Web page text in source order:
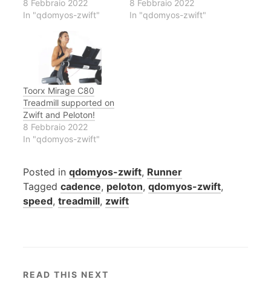
8 Febbraio 2022
In "qdomyos-zwift"
8 Febbraio 2022
In "qdomyos-zwift"
Toorx Mirage C80
Treadmill supported on
Zwift and Peloton!
8 Febbraio 2022
In "qdomyos-zwift"
Posted in qdomyos-zwift, Runner
Tagged cadence, peloton, qdomyos-zwift,
speed, treadmill, zwift
READ THIS NEXT